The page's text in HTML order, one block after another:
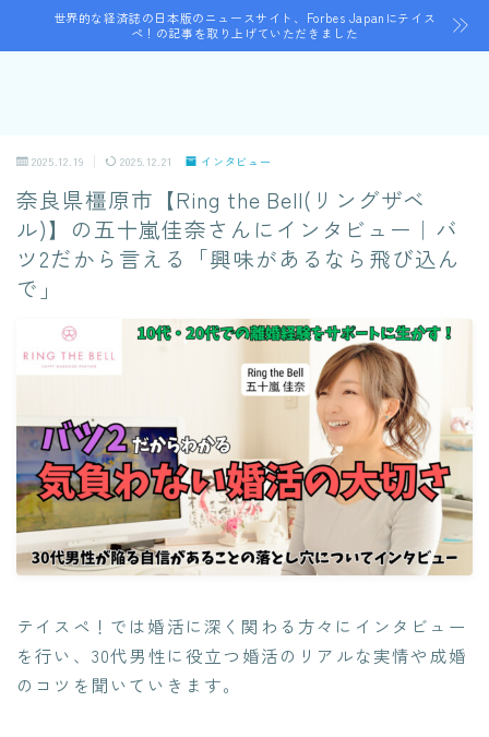
世界的な経済誌の日本版のニュースサイト、Forbes Japanにテイス
ペ！の記事を取り上げていただきました
2025.12.19 2025.12.21 インタビュー
奈良県橿原市【Ring the Bell(リングザベ
ル)】の五十嵐佳奈さんにインタビュー｜バ
ツ2だから言える「興味があるなら飛び込ん
で」
テイスペ！では婚活に深く関わる方々にインタビュー
を行い、30代男性に役立つ婚活のリアルな実情や成婚
のコツを聞いていきます。